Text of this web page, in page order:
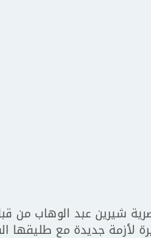
شيرين عبد الوهاب من
لأزمة جديدة مع طليقها